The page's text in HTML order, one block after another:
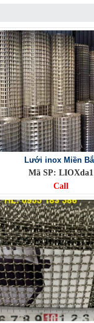
Lưới inox Miền
Mã SP: LIOXda1
Call